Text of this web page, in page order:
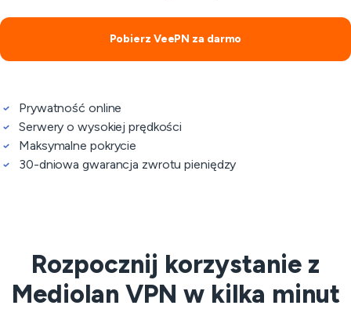
Pobierz VeePN za darmo
Prywatność online
Serwery o wysokiej prędkości
Maksymalne pokrycie
30-dniowa gwarancja zwrotu pieniędzy
Rozpocznij korzystanie z
Mediolan VPN w kilka minut